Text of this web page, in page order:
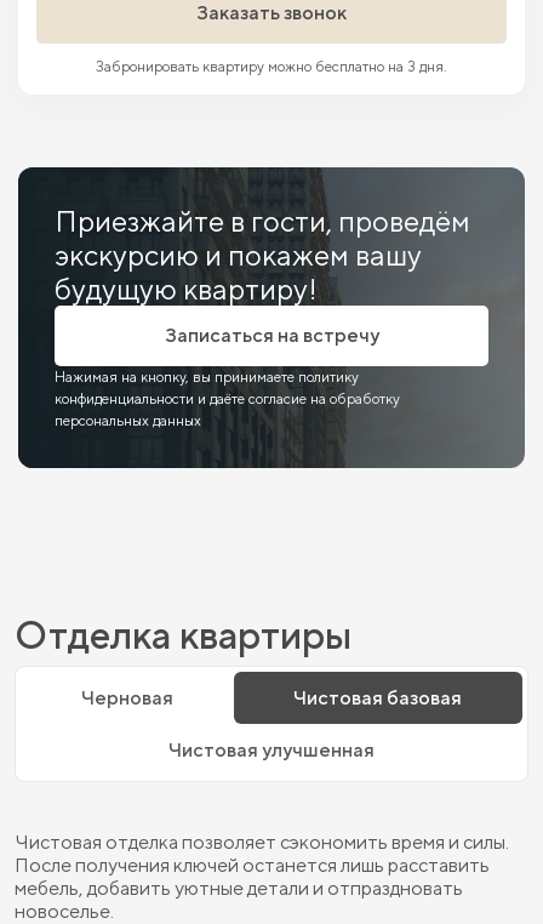
Заказать звонок
Забронировать квартиру можно бесплатно на 3 дня.
Приезжайте в гости, проведём
экскурсию и покажем вашу
будущую квартиру!
Записаться на встречу
Нажимая на кнопку, вы принимаете политику
конфиденциальности и даёте согласие на обработку
персональных данных
Отделка квартиры
Черновая Чистовая базовая
Чистовая улучшенная
Чистовая отделка позволяет сэкономить время и силы.
После получения ключей останется лишь расставить
мебель, добавить уютные детали и отпраздновать
новоселье.